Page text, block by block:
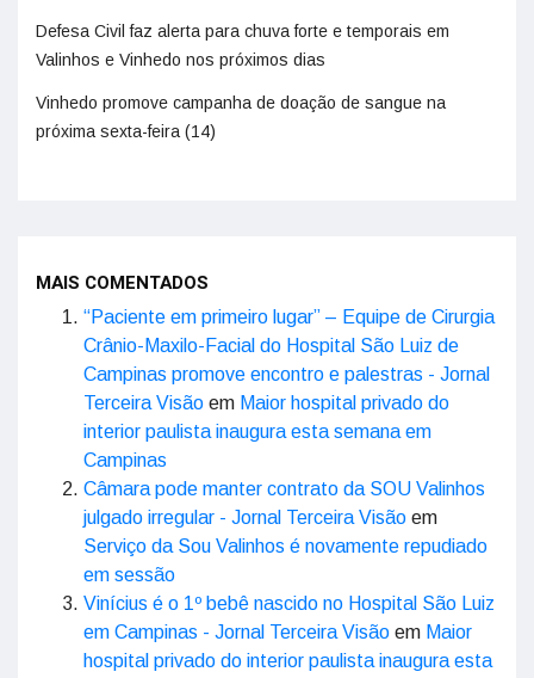
Defesa Civil faz alerta para chuva forte e temporais em
Valinhos e Vinhedo nos próximos dias
Vinhedo promove campanha de doação de sangue na
próxima sexta-feira (14)
MAIS COMENTADOS
“Paciente em primeiro lugar” – Equipe de Cirurgia
Crânio-Maxilo-Facial do Hospital São Luiz de
Campinas promove encontro e palestras - Jornal
Terceira Visão em Maior hospital privado do
interior paulista inaugura esta semana em
Campinas
Câmara pode manter contrato da SOU Valinhos
julgado irregular - Jornal Terceira Visão em
Serviço da Sou Valinhos é novamente repudiado
em sessão
Vinícius é o 1º bebê nascido no Hospital São Luiz
em Campinas - Jornal Terceira Visão em Maior
hospital privado do interior paulista inaugura esta